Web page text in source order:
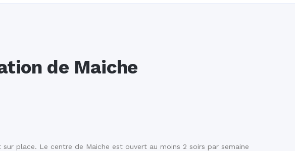
de Maiche
place. Le centre de Maiche est ouvert au moins 2 soirs par semaine